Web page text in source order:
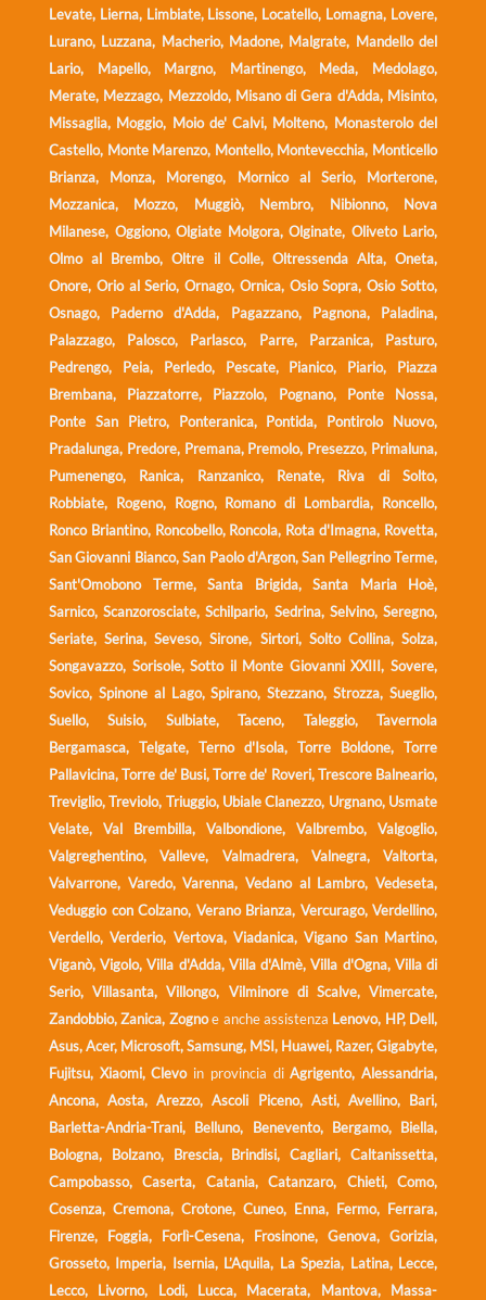
Levate, Lierna, Limbiate, Lissone, Locatello, Lomagna, Lovere,
Lurano, Luzzana, Macherio, Madone, Malgrate, Mandello del
Lario, Mapello, Margno, Martinengo, Meda, Medolago,
Merate, Mezzago, Mezzoldo, Misano di Gera d'Adda, Misinto,
Missaglia, Moggio, Moio de' Calvi, Molteno, Monasterolo del
Castello, Monte Marenzo, Montello, Montevecchia, Monticello
Brianza, Monza, Morengo, Mornico al Serio, Morterone,
Mozzanica, Mozzo, Muggiò, Nembro, Nibionno, Nova
Milanese, Oggiono, Olgiate Molgora, Olginate, Oliveto Lario,
Olmo al Brembo, Oltre il Colle, Oltressenda Alta, Oneta,
Onore, Orio al Serio, Ornago, Ornica, Osio Sopra, Osio Sotto,
Osnago, Paderno d'Adda, Pagazzano, Pagnona, Paladina,
Palazzago, Palosco, Parlasco, Parre, Parzanica, Pasturo,
Pedrengo, Peia, Perledo, Pescate, Pianico, Piario, Piazza
Brembana, Piazzatorre, Piazzolo, Pognano, Ponte Nossa,
Ponte San Pietro, Ponteranica, Pontida, Pontirolo Nuovo,
Pradalunga, Predore, Premana, Premolo, Presezzo, Primaluna,
Pumenengo, Ranica, Ranzanico, Renate, Riva di Solto,
Robbiate, Rogeno, Rogno, Romano di Lombardia, Roncello,
Ronco Briantino, Roncobello, Roncola, Rota d'Imagna, Rovetta,
San Giovanni Bianco, San Paolo d'Argon, San Pellegrino Terme,
Sant'Omobono Terme, Santa Brigida, Santa Maria Hoè,
Sarnico, Scanzorosciate, Schilpario, Sedrina, Selvino, Seregno,
Seriate, Serina, Seveso, Sirone, Sirtori, Solto Collina, Solza,
Songavazzo, Sorisole, Sotto il Monte Giovanni XXIII, Sovere,
Sovico, Spinone al Lago, Spirano, Stezzano, Strozza, Sueglio,
Suello, Suisio, Sulbiate, Taceno, Taleggio, Tavernola
Bergamasca, Telgate, Terno d'Isola, Torre Boldone, Torre
Pallavicina, Torre de' Busi, Torre de' Roveri, Trescore Balneario,
Treviglio, Treviolo, Triuggio, Ubiale Clanezzo, Urgnano, Usmate
Velate, Val Brembilla, Valbondione, Valbrembo, Valgoglio,
Valgreghentino, Valleve, Valmadrera, Valnegra, Valtorta,
Valvarrone, Varedo, Varenna, Vedano al Lambro, Vedeseta,
Veduggio con Colzano, Verano Brianza, Vercurago, Verdellino,
Verdello, Verderio, Vertova, Viadanica, Vigano San Martino,
Viganò, Vigolo, Villa d'Adda, Villa d'Almè, Villa d'Ogna, Villa di
Serio, Villasanta, Villongo, Vilminore di Scalve, Vimercate,
Zandobbio, Zanica, Zognoe anche assistenza Lenovo, HP, Dell,
Asus, Acer, Microsoft, Samsung, MSI, Huawei, Razer, Gigabyte,
Fujitsu, Xiaomi, Clevoin provincia diAgrigento, Alessandria,
Ancona, Aosta, Arezzo, Ascoli Piceno, Asti, Avellino, Bari,
Barletta-Andria-Trani, Belluno, Benevento, Bergamo, Biella,
Bologna, Bolzano, Brescia, Brindisi, Cagliari, Caltanissetta,
Campobasso, Caserta, Catania, Catanzaro, Chieti, Como,
Cosenza, Cremona, Crotone, Cuneo, Enna, Fermo, Ferrara,
Firenze, Foggia, Forlì-Cesena, Frosinone, Genova, Gorizia,
Grosseto, Imperia, Isernia, L’Aquila, La Spezia, Latina, Lecce,
Lecco, Livorno, Lodi, Lucca, Macerata, Mantova, Massa-